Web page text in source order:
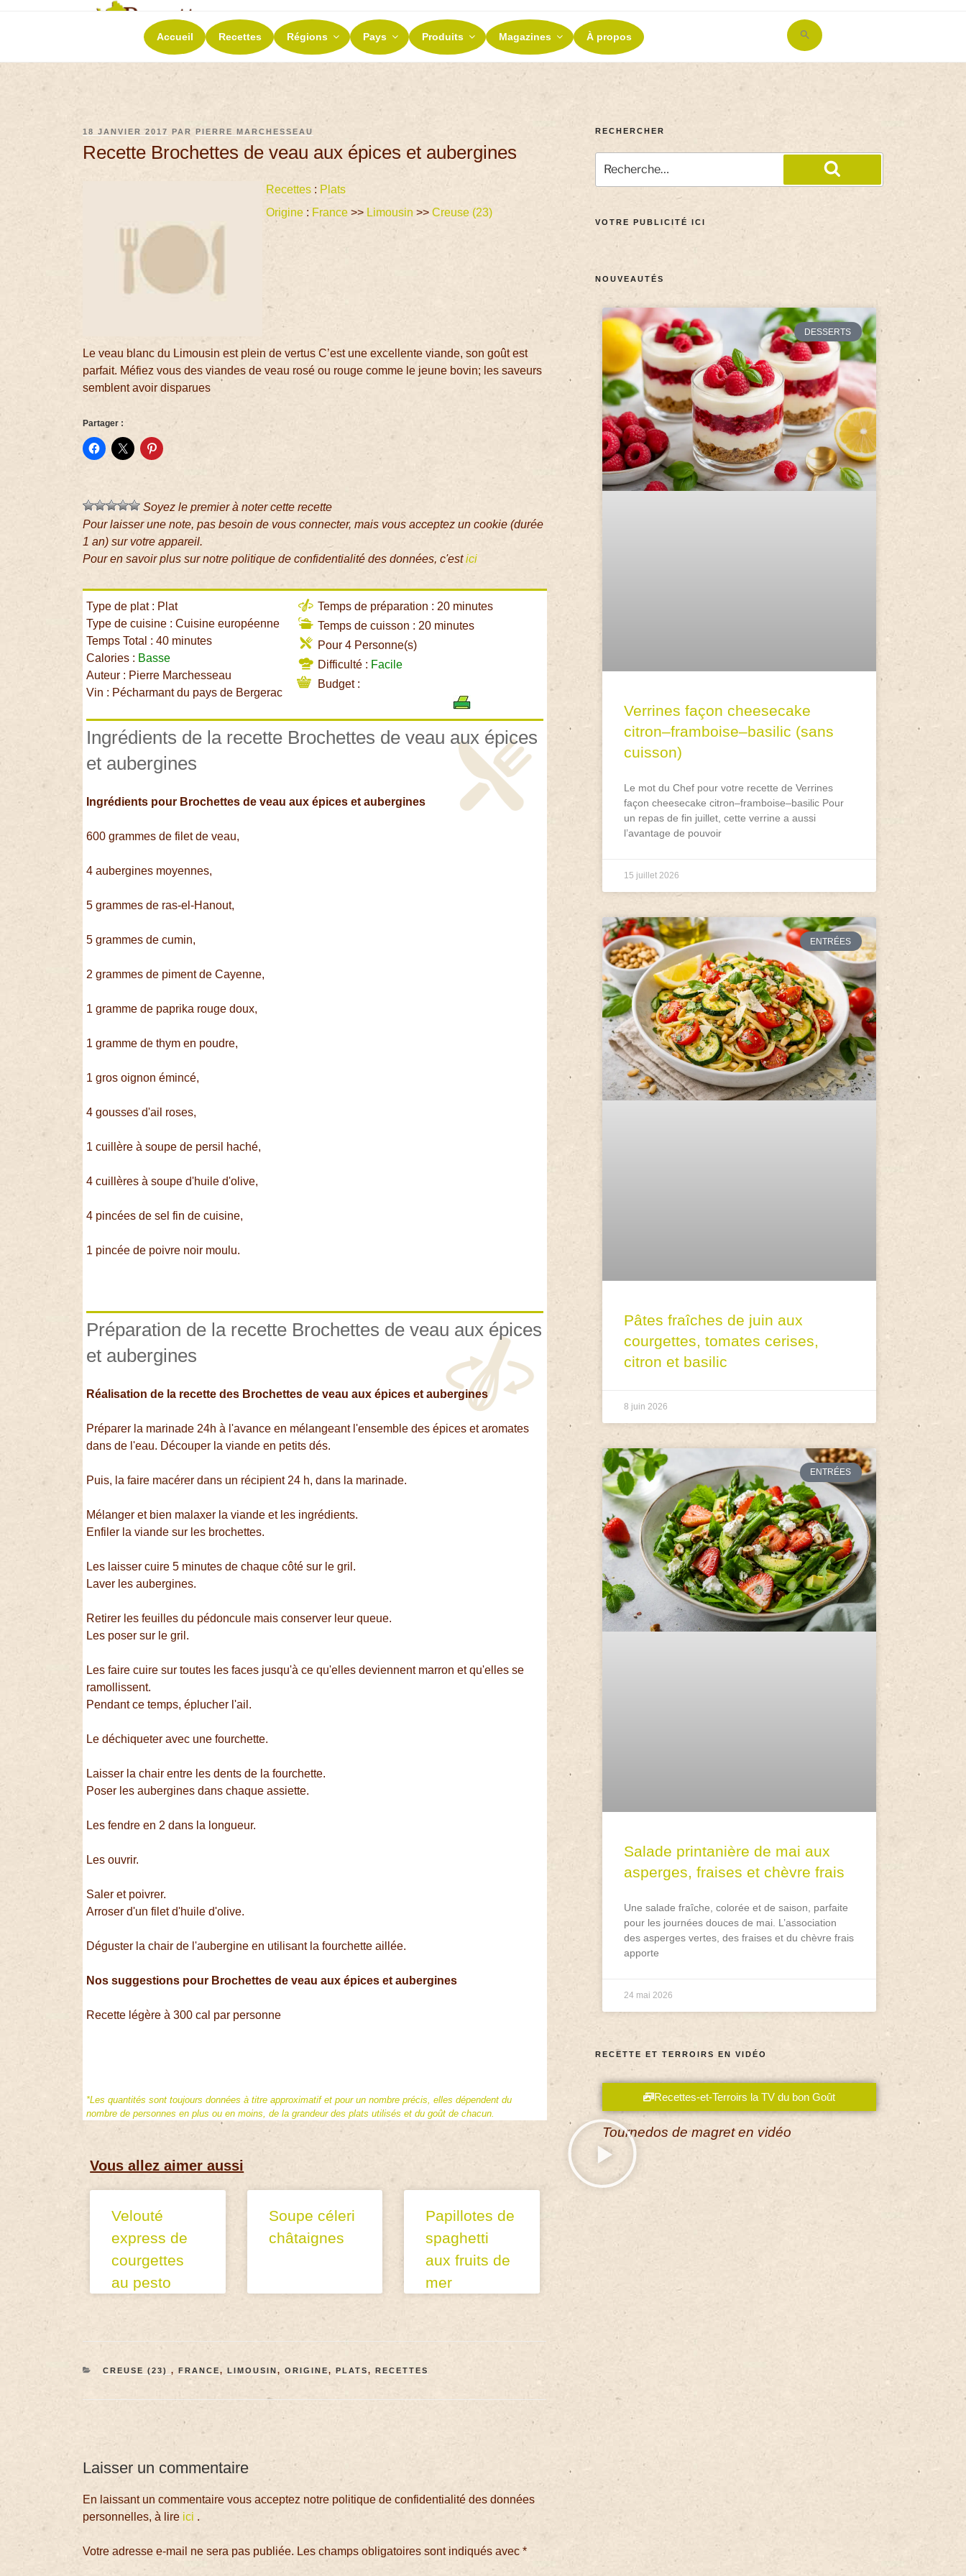
RECETTES ET TERROIRS
La richesse de nos terroirs
Accueil Recettes Régions Pays Produits Magazines À propos
Search
for:
18 JANVIER 2017 PARPIERRE MARCHESSEAU
Recette Brochettes de veau aux épices et aubergines
Recettes : Plats
Origine : France >> Limousin >>Creuse (23)
Le veau blanc du Limousin est plein de vertus C’est une excellente viande, son goût est
parfait. Méfiez vous des viandes de veau rosé ou rouge comme le jeune bovin; les saveurs
semblent avoir disparues
Partager :
Soyez le premier à noter cette recette
Pour laisser une note, pas besoin de vous connecter, mais vous acceptez un cookie (durée
1 an) sur votre appareil.
Pour en savoir plus sur notre politique de confidentialité des données, c'estici
Type de plat : Plat
Type de cuisine : Cuisine européenne
Temps Total : 40 minutes
Calories : Basse
Auteur : Pierre Marchesseau
Vin : Pécharmant du pays de Bergerac
Temps de préparation : 20 minutes
Temps de cuisson : 20 minutes
Pour 4 Personne(s)
Difficulté : Facile
Budget :
Ingrédients de la recette Brochettes de veau aux épices
et aubergines
Ingrédients pour Brochettes de veau aux épices et aubergines
600 grammes de filet de veau,
4 aubergines moyennes,
5 grammes de ras-el-Hanout,
5 grammes de cumin,
2 grammes de piment de Cayenne,
1 gramme de paprika rouge doux,
1 gramme de thym en poudre,
1 gros oignon émincé,
4 gousses d'ail roses,
1 cuillère à soupe de persil haché,
4 cuillères à soupe d'huile d'olive,
4 pincées de sel fin de cuisine,
1 pincée de poivre noir moulu.
Préparation de la recette Brochettes de veau aux épices
et aubergines
Réalisation de la recette des Brochettes de veau aux épices et aubergines
Préparer la marinade 24h à l'avance en mélangeant l'ensemble des épices et aromates
dans de l'eau. Découper la viande en petits dés.
Puis, la faire macérer dans un récipient 24 h, dans la marinade.
Mélanger et bien malaxer la viande et les ingrédients.
Enfiler la viande sur les brochettes.
Les laisser cuire 5 minutes de chaque côté sur le gril.
Laver les aubergines.
Retirer les feuilles du pédoncule mais conserver leur queue.
Les poser sur le gril.
Les faire cuire sur toutes les faces jusqu'à ce qu'elles deviennent marron et qu'elles se
ramollissent.
Pendant ce temps, éplucher l'ail.
Le déchiqueter avec une fourchette.
Laisser la chair entre les dents de la fourchette.
Poser les aubergines dans chaque assiette.
Les fendre en 2 dans la longueur.
Les ouvrir.
Saler et poivrer.
Arroser d'un filet d'huile d'olive.
Déguster la chair de l'aubergine en utilisant la fourchette aillée.
Nos suggestions pour Brochettes de veau aux épices et aubergines
Recette légère à 300 cal par personne
*Les quantités sont toujours données à titre approximatif et pour un nombre précis, elles dépendent du
nombre de personnes en plus ou en moins, de la grandeur des plats utilisés et du goût de chacun.
Vous allez aimer aussi
Velouté
express de
courgettes
au pesto
Soupe céleri
châtaignes
Papillotes de
spaghetti
aux fruits de
mer
CREUSE (23) , FRANCE, LIMOUSIN, ORIGINE, PLATS, RECETTES
Laisser un commentaire
En laissant un commentaire vous acceptez notre politique de confidentialité des données
personnelles, à lire ici .
Votre adresse e-mail ne sera pas publiée. Les champs obligatoires sont indiqués avec*
RECHERCHER
VOTRE PUBLICITÉ ICI
NOUVEAUTÉS
DESSERTS
Verrines façon cheesecake
citron–framboise–basilic (sans
cuisson)
Le mot du Chef pour votre recette de Verrines
façon cheesecake citron–framboise–basilic Pour
un repas de fin juillet, cette verrine a aussi
l’avantage de pouvoir
15 juillet 2026
ENTRÉES
Pâtes fraîches de juin aux
courgettes, tomates cerises,
citron et basilic
8 juin 2026
ENTRÉES
Salade printanière de mai aux
asperges, fraises et chèvre frais
Une salade fraîche, colorée et de saison, parfaite
pour les journées douces de mai. L’association
des asperges vertes, des fraises et du chèvre frais
apporte
24 mai 2026
RECETTE ET TERROIRS EN VIDÉO
Recettes-et-Terroirs la TV du bon Goût
Tournedos de magret en vidéo